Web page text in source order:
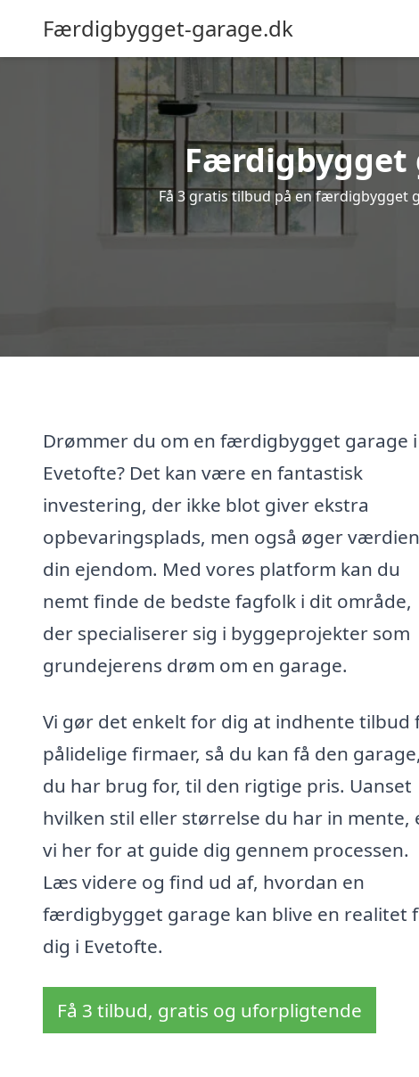
Færdigbygget-garage.dk
Færdigbygget
Få 3 gratis tilbud på en færdigbygget
Drømmer du om en færdigbygget garage i
Evetofte? Det kan være en fantastisk
investering, der ikke blot giver ekstra
opbevaringsplads, men også øger
din ejendom. Med vores platform kan du
nemt finde de bedste fagfolk i dit område,
der specialiserer sig i byggeprojekter som
grundejerens drøm om en garage.
Vi gør det enkelt for dig at indhente tilbud
pålidelige firmaer, så du kan få den garage,
du har brug for, til den rigtige pris. Uanset
hvilken stil eller størrelse du har in mente,
vi her for at guide dig gennem processen.
Læs videre og find ud af, hvordan en
færdigbygget garage kan blive en realitet
dig i Evetofte.
Få 3 tilbud, gratis og uforpligtende